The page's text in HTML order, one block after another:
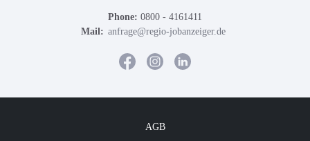
Phone: 0800 - 4161411
Mail: anfrage@regio-jobanzeiger.de
AGB